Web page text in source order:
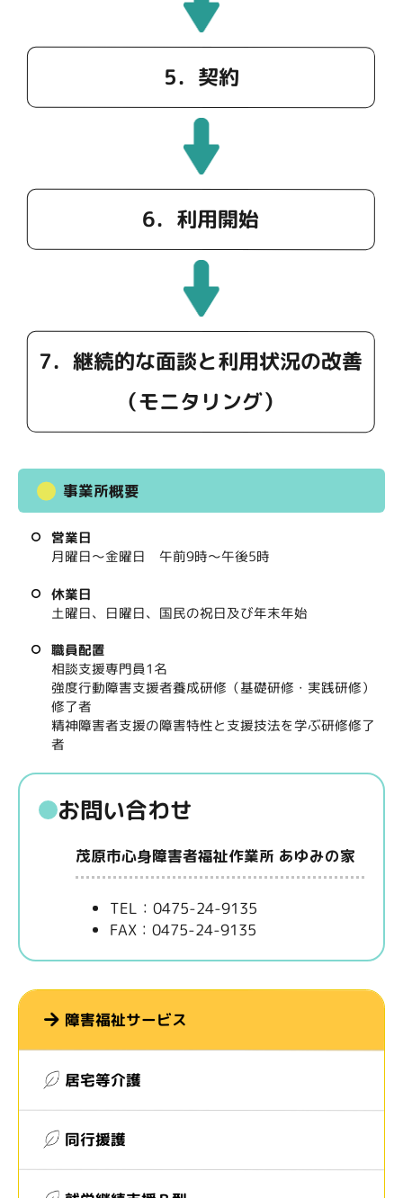
5．契約
6．利用開始
7．継続的な面談と利用状況の改善
（モニタリング）
事業所概要
営業日
月曜日～金曜日 午前9時～午後5時
休業日
土曜日、日曜日、国民の祝日及び年末年始
職員配置
相談支援専門員1名
強度行動障害支援者養成研修（基礎研修・実践研修）
修了者
精神障害者支援の障害特性と支援技法を学ぶ研修修了
者
お問い合わせ
茂原市心身障害者福祉作業所 あゆみの家
TEL：0475-24-9135
FAX：0475-24-9135
障害福祉サービス
居宅等介護
同行援護